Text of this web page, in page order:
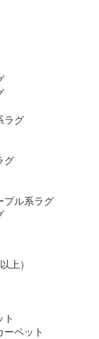
ラグ
グ
プル系ラグ
上）
ト
ーペット